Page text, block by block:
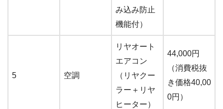
み込み防止
機能付）
5 空調
リヤオート
エアコン
（リヤクー
ラー＋リヤ
ヒーター）
44,000円
（消費税抜
き価格40,00
0円）